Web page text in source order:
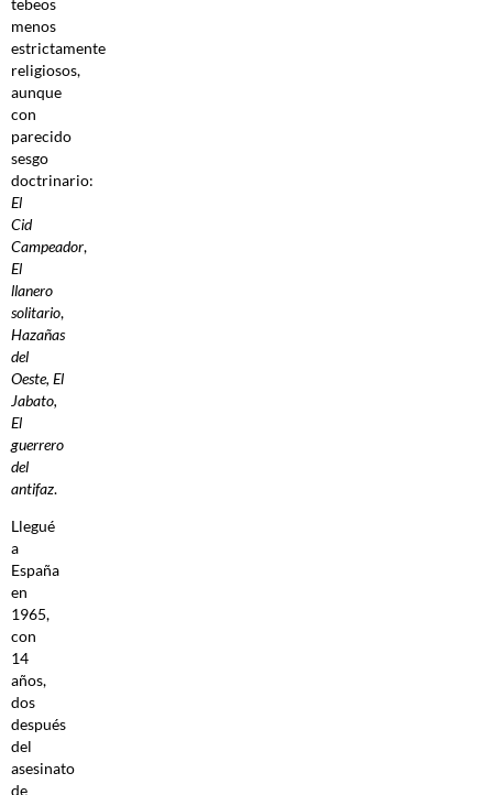
menos
estrictamente
religiosos,
aunque
con
parecido
sesgo
doctrinario:
El
Cid
Campeador,
El
llanero
solitario,
Hazañas
del
Oeste, El
Jabato,
El
guerrero
del
antifaz.
Llegué
a
España
en
1965,
con
14
años,
dos
después
del
asesinato
de